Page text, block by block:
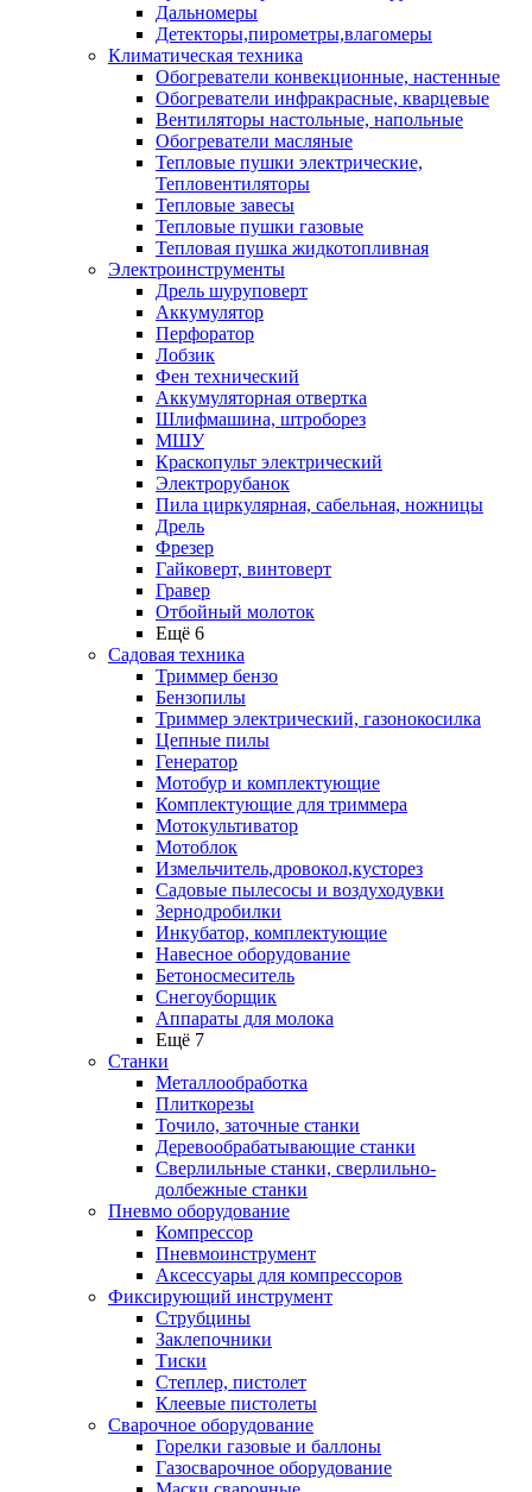
Дальномеры
Детекторы,пирометры,влагомеры
Климатическая техника
Обогреватели конвекционные, настенные
Обогреватели инфракрасные, кварцевые
Вентиляторы настольные, напольные
Обогреватели масляные
Тепловые пушки электрические,
Тепловентиляторы
Тепловые завесы
Тепловые пушки газовые
Тепловая пушка жидкотопливная
Электроинструменты
Дрель шуруповерт
Аккумулятор
Перфоратор
Лобзик
Фен технический
Аккумуляторная отвертка
Шлифмашина, штроборез
МШУ
Краскопульт электрический
Электрорубанок
Пила циркулярная, сабельная, ножницы
Дрель
Фрезер
Гайковерт, винтоверт
Гравер
Отбойный молоток
Ещё 6
Садовая техника
Триммер бензо
Бензопилы
Триммер электрический, газонокосилка
Цепные пилы
Генератор
Мотобур и комплектующие
Комплектующие для триммера
Мотокультиватор
Мотоблок
Измельчитель,дровокол,кусторез
Садовые пылесосы и воздуходувки
Зернодробилки
Инкубатор, комплектующие
Навесное оборудование
Бетоносмеситель
Снегоуборщик
Аппараты для молока
Ещё 7
Станки
Металлообработка
Плиткорезы
Точило, заточные станки
Деревообрабатывающие станки
Сверлильные станки, сверлильно-
долбежные станки
Пневмо оборудование
Компрессор
Пневмоинструмент
Аксессуары для компрессоров
Фиксирующий инструмент
Струбцины
Заклепочники
Тиски
Степлер, пистолет
Клеевые пистолеты
Сварочное оборудование
Горелки газовые и баллоны
Газосварочное оборудование